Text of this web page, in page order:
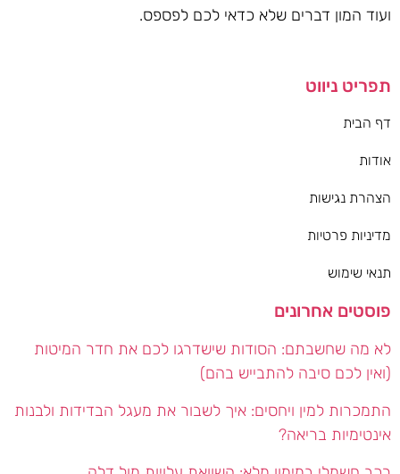
ועוד המון דברים שלא כדאי לכם לפספס.
תפריט ניווט
דף הבית
אודות
הצהרת נגישות
מדיניות פרטיות
תנאי שימוש
פוסטים אחרונים
לא מה שחשבתם: הסודות שישדרגו לכם את חדר המיטות
(ואין לכם סיבה להתבייש בהם)
התמכרות למין ויחסים: איך לשבור את מעגל הבדידות ולבנות
אינטימיות בריאה?